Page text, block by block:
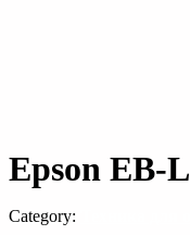
Epson EB-
Category: